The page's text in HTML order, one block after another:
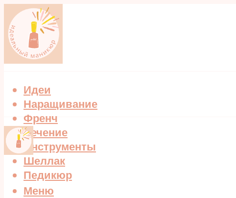
Идеи
Наращивание
Френч
Лечение
Инструменты
Шеллак
Педикюр
Меню